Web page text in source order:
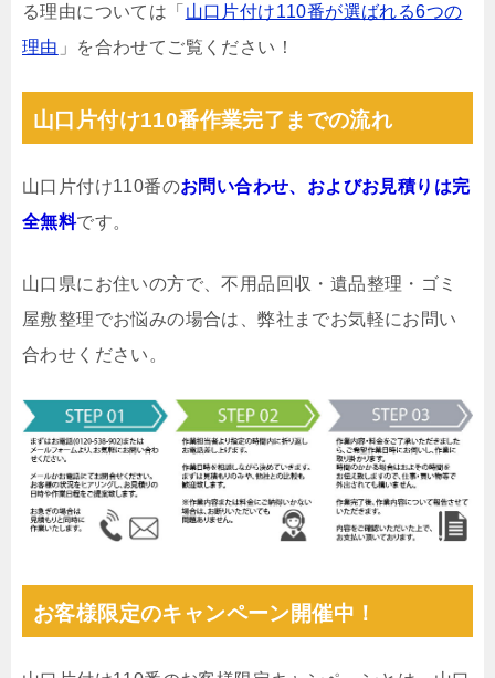
る理由については「 山口片付け110番が選ばれる6つの
理由 」を合わせてご覧ください！
山口片付け110番作業完了までの流れ
山口片付け110番のお問い合わせ、およびお見積りは完
全無料です。
山口県にお住いの方で、不用品回収・遺品整理・ゴミ
屋敷整理でお悩みの場合は、弊社までお気軽にお問い
合わせください。
お客様限定のキャンペーン開催中！